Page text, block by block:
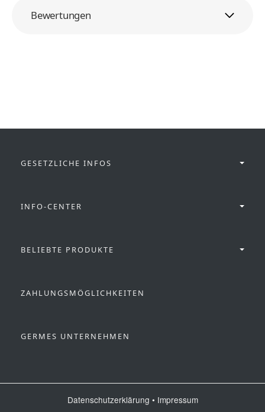
Bewertungen
GESETZLICHE INFOS
INFO-CENTER
BELIEBTE PRODUKTE
ZAHLUNGSMÖGLICHKEITEN
GERMES UNTERNEHMEN
Datenschutzerklärung • Impressum